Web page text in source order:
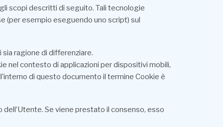
scopi descritti di seguito. Tali tecnologie
(per esempio eseguendo uno script) sul
ragione di differenziare.
nel contesto di applicazioni per dispositivi mobili,
di questo documento il termine Cookie è
Se viene prestato il consenso, esso